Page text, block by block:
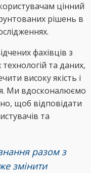
цінний
рішень в
фахівців з
та даних,
високу якість і
Ми вдосконалюємо
щоб відповідати
та
разом з
змінити